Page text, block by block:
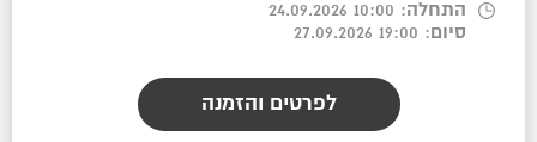
התחלה: 10:00 24.09.2026
סיום : 19:00 27.09.2026
לפרטים והזמנה